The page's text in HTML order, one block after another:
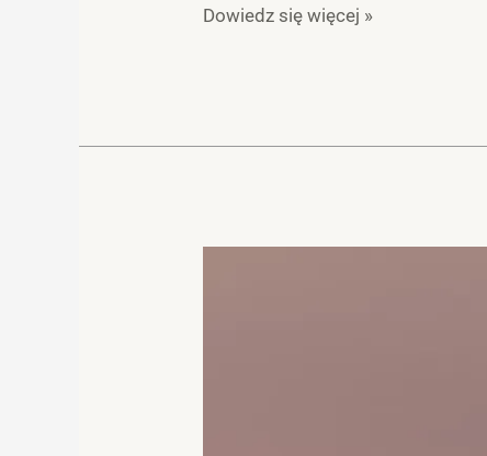
Dowiedz się więcej »